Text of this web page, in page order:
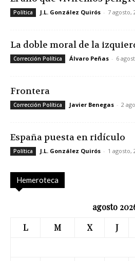
Política J.L. González Quirós - 7 agosto,
La doble moral de la
Corrección Política Álvaro Peñas - 6
Frontera
Corrección Política Javier Benegas - 2
España puesta en ridículo
Política J.L. González Quirós - 1 agosto,
Hemeroteca
agosto
L
M X J